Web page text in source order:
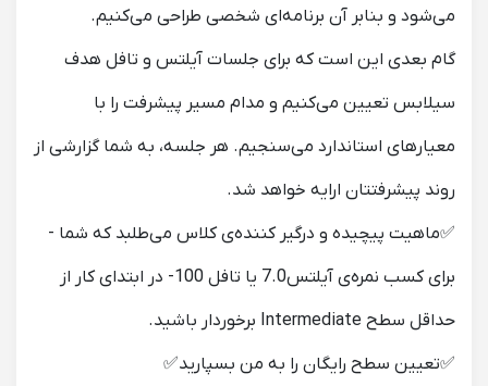
می‌شود و بنابر آن برنامه‌ای شخصی طراحی می‌کنیم.
گام بعدی این است که برای جلسات آیلتس و تافل هدف
سیلابس تعیین می‌کنیم و مدام مسیر پیشرفت را با
معیارهای استاندارد می‌سنجیم. هر جلسه، به شما گزارشی از
روند پیشرفتتان ارایه خواهد شد.
✅ماهیت پیچیده و درگیر کننده‌ی کلاس می‌طلبد که شما -
برای کسب نمره‌ی آیلتس7.0 یا تافل 100- در ابتدای کار از
حداقل سطح Intermediate برخوردار باشید.
✅تعیین سطح رایگان را به من بسپارید✅